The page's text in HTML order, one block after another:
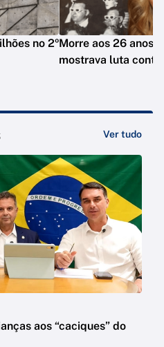
no 2ºMorre aos 26 anos
mostrava luta
Ver tudo
aos “caciques” do